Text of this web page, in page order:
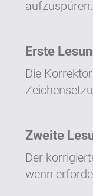
aufzuspüren.
Erste
Die
Zweite
Der
wenn